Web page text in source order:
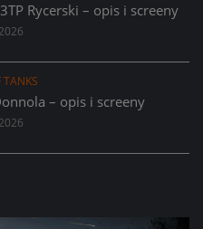
Rycerski – opis i screeny
TANKS
– opis i screeny